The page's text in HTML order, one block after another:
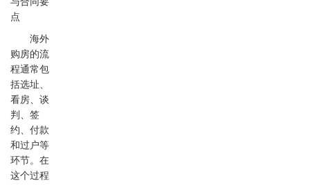
点
海外
购房的流
程通常包
括选址、
看房、谈
判、签
约、付款
和过户等
环节。在
这个过程